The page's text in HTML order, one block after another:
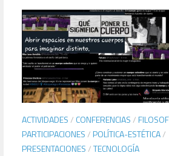
ACTIVIDADES/ CONFERENCIAS/
PARTICIPACIONES/POLÍTICA-ESTÉTICA/
PRESENTACIONES/TECNOLOGÍA